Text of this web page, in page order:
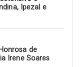
Ipezal e
de
Irene Soares